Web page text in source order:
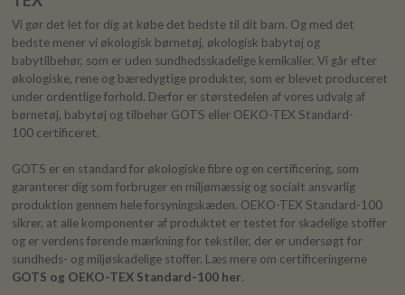
Vi gør det let for dig at købe det bedste til dit barn. Og med det
bedste mener vi økologisk børnetøj, økologisk babytøj og
babytilbehør, som er uden sundhedsskadelige kemikalier. Vi går efter
økologiske, rene og bæredygtige produkter, som er blevet produceret
under ordentlige forhold. Derfor er størstedelen af vores udvalg af
børnetøj, babytøj og tilbehør GOTS eller OEKO-TEX Standard-
100 certificeret.
GOTS er en standard for økologiske fibre og en certificering, som
garanterer dig som forbruger en miljømæssig og socialt ansvarlig
produktion gennem hele forsyningskæden. OEKO-TEX Standard-100
sikrer, at alle komponenter af produktet er testet for skadelige stoffer
og er verdens førende mærkning for tekstiler, der er undersøgt for
sundheds- og miljøskadelige stoffer. Læs mere om certificeringerne
GOTS og OEKO-TEX Standard-100 her.